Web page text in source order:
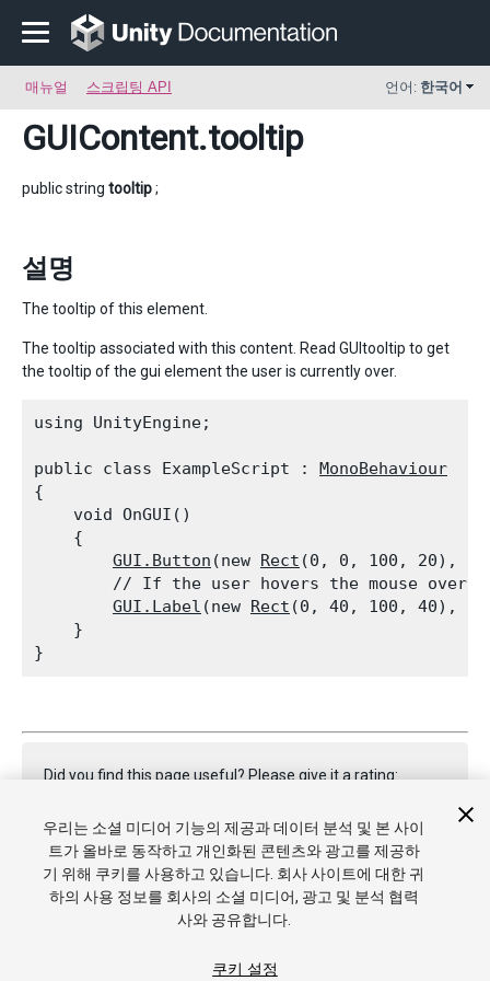
매뉴얼 스크립팅 API 언어: 한국어
GUIContent.tooltip
public string tooltip;
설명
The tooltip of this element.
The tooltip associated with this content. Read GUItooltip to get
the tooltip of the gui element the user is currently over.
using UnityEngine;
public class ExampleScript : MonoBehaviour
{
    void OnGUI()
    {
GUI.Button (new Rect (0, 0, 100, 20),
// If the user hovers the mouse over
GUI.Label (new Rect (0, 40, 100, 40),
    }
Did you find this page useful? Please give it a rating:
Report a problem on this page
우리는 소셜 미디어 기능의 제공과 데이터 분석 및 본 사이
트가 올바로 동작하고 개인화된 콘텐츠와 광고를 제공하
기 위해 쿠키를 사용하고 있습니다. 회사 사이트에 대한 귀
하의 사용 정보를 회사의 소셜 미디어, 광고 및 분석 협력
사와 공유합니다.
쿠키 설정